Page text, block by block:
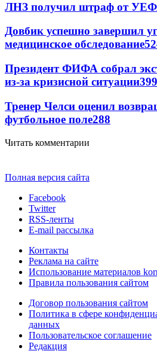
ЛНЗ получил штраф от
Довбик успешно завершил
медицинское обследование
Президент ФИФА собрал
из-за кризисной ситуации399
Тренер Челси оценил
футбольное поле288
Читать комментарии
Полная версия сайта
Facebook
Twitter
RSS-ленты
E-mail рассылка
Контакты
Реклама на сайте
Использование материалов
Правила пользования сайтом
Договор пользования сайтом
Политика в сфере
данных
Пользовательское соглашение
Редакция